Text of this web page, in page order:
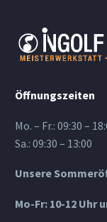
Öffnungszeiten
Mo. – Fr.: 09:30 –
Sa.: 09:30 – 13:00
Unsere
Mo-Fr: 10-12 Uhr